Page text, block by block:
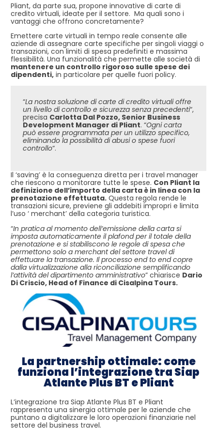
Pliant, da parte sua, propone innovative di carte di
credito virtuali, ideate per il settore. Ma quali sono i
vantaggi che offrono concretamente?
Emettere carte virtuali in tempo reale consente alle
aziende di assegnare carte specifiche per singoli viaggi o
transazioni, con limiti di spesa predefiniti e massima
flessibilità. Una funzionalità che permette alle società di
mantenere un controllo rigoroso sulle spese dei
dipendenti, in particolare per quelle fuori policy.
“La nostra soluzione di carte di credito virtuali offre
un livello di controllo e sicurezza senza precedenti“,
precisa Carlotta Dal Pozzo, Senior Business
Development Manager di Pliant. “Ogni carta
può essere programmata per un utilizzo specifico,
eliminando la possibilità di abusi o spese fuori
controllo“.
Il ‘saving’ è la conseguenza diretta per i travel manager
che riescono a monitorare tutte le spese. Con Pliant la
definizione dell’importo della carta è in linea con la
prenotazione effettuata. Questa regola rende le
transazioni sicure, previene gli addebiti impropri e limita
l’uso ‘ merchant’ della categoria turistica.
“In pratica al momento dell’emissione della carta si
imposta automaticamente il plafond per il totale della
prenotazione e si stabiliscono le regole di spesa che
permettono solo a merchant del settore travel di
effettuare la transazione. Il processo end to end copre
dalla virtualizzazione alla riconciliazione semplificando
l’attività del dipartimento amministrativo” chiarisce Dario
Di Criscio, Head of Finance di Cisalpina Tours.
La partnership ottimale: come
funziona l’integrazione tra Siap
Atlante Plus BT e Pliant
L’integrazione tra Siap Atlante Plus BT e Pliant
rappresenta una sinergia ottimale per le aziende che
puntano a digitalizzare le loro operazioni finanziarie nel
settore del business travel.